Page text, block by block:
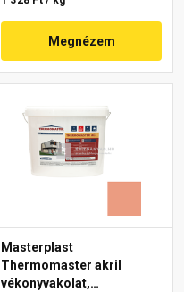
Megnézem
Masterplast
Thermomaster akril
vékonyvakolat,